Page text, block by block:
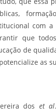
com a
que
de
as
dos et al